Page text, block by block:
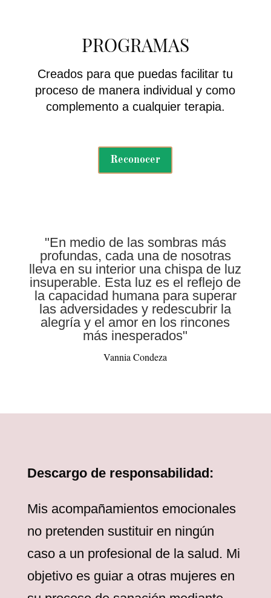
PROGRAMAS
Creados para que puedas facilitar tu
proceso de manera individual y como
complemento a cualquier terapia.
Reconocer
"En medio de las sombras más
profundas, cada una de nosotras
lleva en su interior una chispa de luz
insuperable. Esta luz es el reflejo de
la capacidad humana para superar
las adversidades y redescubrir la
alegría y el amor en los rincones
más inesperados"
Vannia Condeza
Descargo de responsabilidad:
Mis acompañamientos emocionales
no pretenden sustituir en ningún
caso a un profesional de la salud. Mi
objetivo es guiar a otras mujeres en